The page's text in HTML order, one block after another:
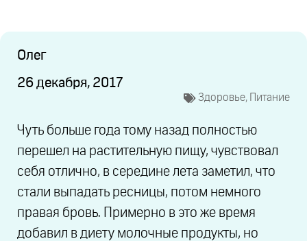
Олег
26 декабря, 2017
Здоровье, Питание
Чуть больше года тому назад полностью
перешел на растительную пищу, чувствовал
себя отлично, в середине лета заметил, что
стали выпадать ресницы, потом немного
правая бровь. Примерно в это же время
добавил в диету молочные продукты, но